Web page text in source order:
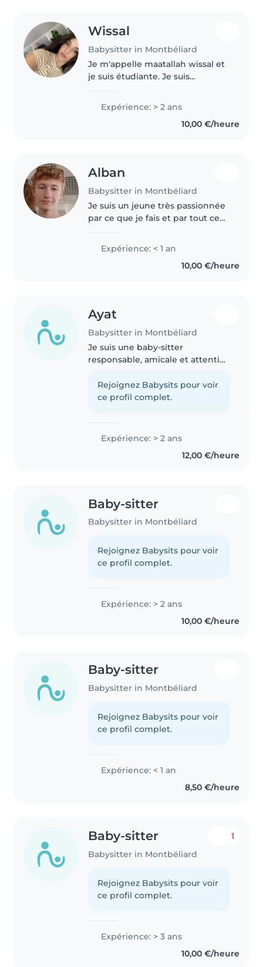
Wissal
Babysitter in Montbéliard
Je m'appelle maatallah wissal et
je suis étudiante. Je suis
beaucoup m'occuper des
enfants. J'ai acquis de
l'expérience grâce à un stage
Expérience: > 2 ans
10,00 €/heure
Alban
Babysitter in Montbéliard
Je suis un jeune très passionnée
par ce que je fais et par tout ce
du sport ( triathlon) et faire du
bénévolat. J'etudie au lycée en
Expérience: < 1 an
10,00 €/heure
Ayat
Babysitter in Montbéliard
Je suis une baby-sitter
responsable, amicale et attentive
garde d'enfants, principalement
avec les enfants d'âge
Rejoignez Babysits pour voir
ce profil complet.
Expérience: > 2 ans
12,00 €/heure
Baby-sitter
Babysitter in Montbéliard
Rejoignez Babysits pour voir
ce profil complet.
Expérience: > 2 ans
10,00 €/heure
Baby-sitter
Babysitter in Montbéliard
Rejoignez Babysits pour voir
ce profil complet.
Expérience: < 1 an
8,50 €/heure
Baby-sitter
Babysitter in Montbéliard
1
Rejoignez Babysits pour voir
ce profil complet.
Expérience: > 3 ans
10,00 €/heure